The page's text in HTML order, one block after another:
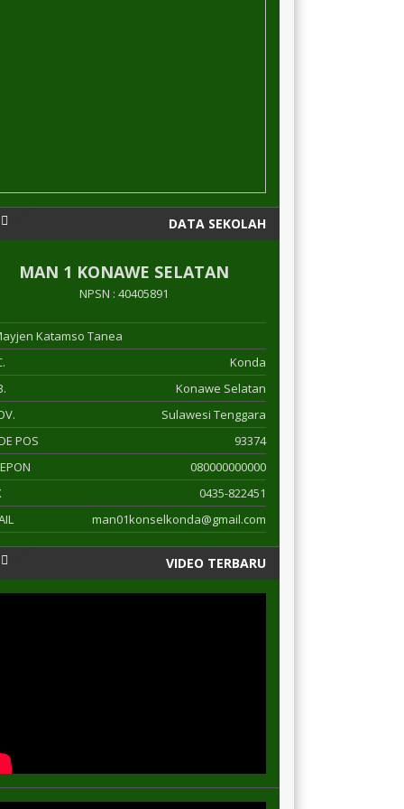
DATA SEKOLAH
MAN 1 KONAWE SELATAN
NPSN : 40405891
Katamso Tanea
Konda
Konawe Selatan
Sulawesi Tenggara
POS
93374
080000000000
0435-822451
man01konselkonda@gmail.com
VIDEO TERBARU